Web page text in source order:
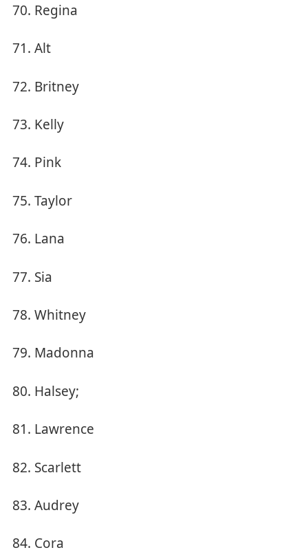
Regina
Alt
Britney
Kelly
Pink
Taylor
Lana
Sia
Whitney
Madonna
Halsey;
Lawrence
Scarlett
Audrey
Cora